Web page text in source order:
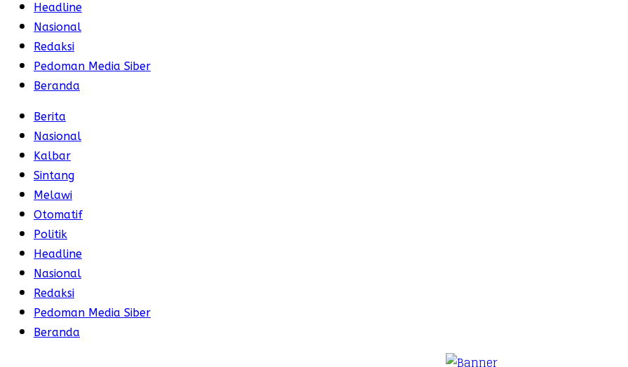
Headline
Nasional
Redaksi
Pedoman Media Siber
Beranda
Berita
Nasional
Kalbar
Sintang
Melawi
Otomatif
Politik
Headline
Nasional
Redaksi
Pedoman Media Siber
Beranda